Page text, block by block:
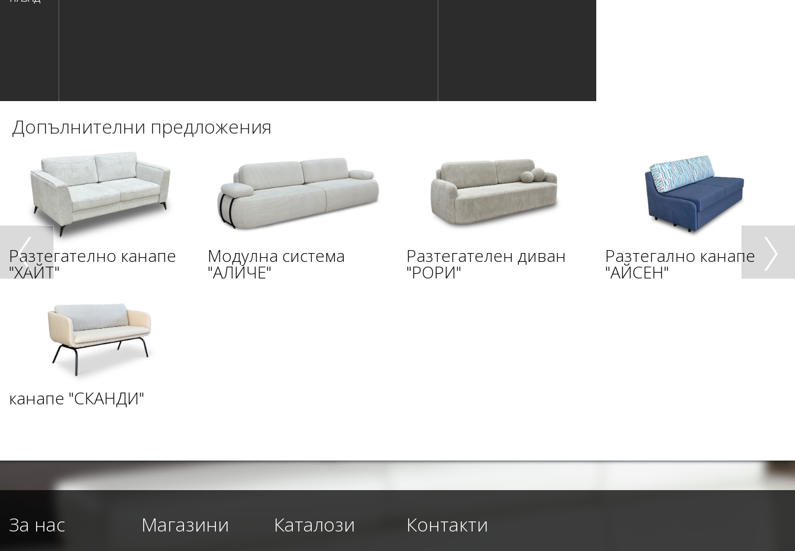
Допълнителни предложения
Разтегателно канапе
"ХАЙТ"
Модулна система
"АЛИЧЕ"
Разтегателен диван
"РОРИ"
Разтегално канапе
"АЙСЕН"
канапе "СКАНДИ"
За нас Магазини Каталози Контакти